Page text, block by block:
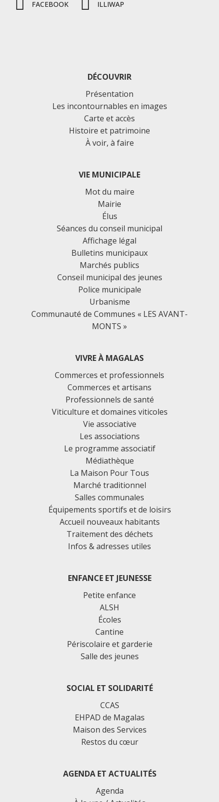
FACEBOOK ILLIWAP
DÉCOUVRIR
Présentation
Les incontournables en images
Carte et accès
Histoire et patrimoine
À voir, à faire
VIE MUNICIPALE
Mot du maire
Mairie
Élus
Séances du conseil municipal
Affichage légal
Bulletins municipaux
Marchés publics
Conseil municipal des jeunes
Police municipale
Urbanisme
Communauté de Communes « LES AVANT-
MONTS »
VIVRE À MAGALAS
Commerces et professionnels
Commerces et artisans
Professionnels de santé
Viticulture et domaines viticoles
Vie associative
Les associations
Le programme associatif
Médiathèque
La Maison Pour Tous
Marché traditionnel
Salles communales
Équipements sportifs et de loisirs
Accueil nouveaux habitants
Traitement des déchets
Infos & adresses utiles
ENFANCE ET JEUNESSE
Petite enfance
ALSH
Écoles
Cantine
Périscolaire et garderie
Salle des jeunes
SOCIAL ET SOLIDARITÉ
CCAS
EHPAD de Magalas
Maison des Services
Restos du cœur
AGENDA ET ACTUALITÉS
Agenda